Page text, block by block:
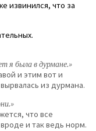
извинился, что за
я была в дурмане.»
и этим вот и
из дурмана.
что все
и так ведь норм.